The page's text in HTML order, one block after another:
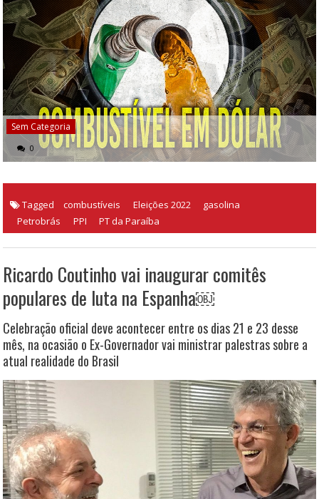
Sem Categoria
0
Tagged combustíveis Eleições 2022
gasolina
Petrobrás
PPI PT da Paraíba
Ricardo Coutinho vai inaugurar comitês
populares de luta na Espanha￼
Celebração oficial deve acontecer entre os dias 21 e 23 desse
mês, na ocasião o Ex-Governador vai ministrar palestras sobre a
atual realidade do Brasil